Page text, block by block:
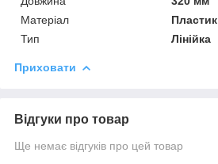
Матеріал
Пластик
Тип
Лінійка
Приховати
Відгуки про товар
Ще немає відгуків про цей товар